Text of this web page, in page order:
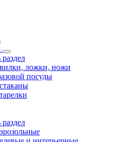
ложки, ножи
посуды